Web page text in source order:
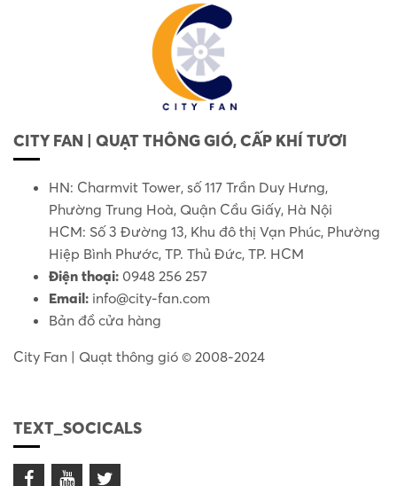
CITY FAN | QUẠT THÔNG GIÓ, CẤP KHÍ TƯƠI
HN: Charmvit Tower, số 117 Trần Duy Hưng,
Phường Trung Hoà, Quận Cầu Giấy, Hà Nội
HCM: Số 3 Đường 13, Khu đô thị Vạn Phúc, Phường
Hiệp Bình Phước, TP. Thủ Đức, TP. HCM
Điện thoại: 0948 256 257
Email: info@city-fan.com
Bản đồ cửa hàng
City Fan | Quạt thông gió © 2008-2024
TEXT_SOCICALS